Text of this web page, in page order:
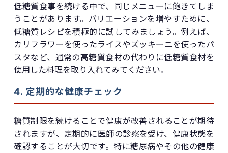
低糖質食事を続ける中で、同じメニューに飽きてしま
うことがあります。バリエーションを増やすために、
低糖質レシピを積極的に試してみましょう。例えば、
カリフラワーを使ったライスやズッキーニを使ったパ
スタなど、通常の高糖質食材の代わりに低糖質食材を
使用した料理を取り入れてみてください。
4. 定期的な健康チェック
糖質制限を続けることで健康が改善されることが期待
されますが、定期的に医師の診察を受け、健康状態を
確認することが大切です。特に糖尿病やその他の健康